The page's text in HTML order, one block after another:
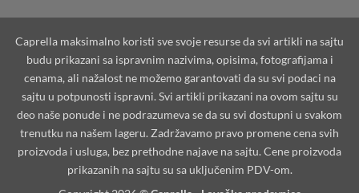
Caprella maksimalno koristi sve svoje resurse da svi artikli na sajtu
budu prikazani sa ispravnim nazivima, opisima, fotografijama i
cenama, ali nažalost ne možemo garantovati da su svi podaci na
sajtu u potpunosti ispravni. Svi artikli prikazani na ovom sajtu su
deo naše ponude i ne podrazumeva se da su svi dostupni u svakom
trenutku na našem lageru. Zadržavamo pravo promene cena svih
proizvoda i usluga, bez prethodne najave na sajtu. Cene proizvoda
prikazanih na sajtu su sa uključenim PDV-om.